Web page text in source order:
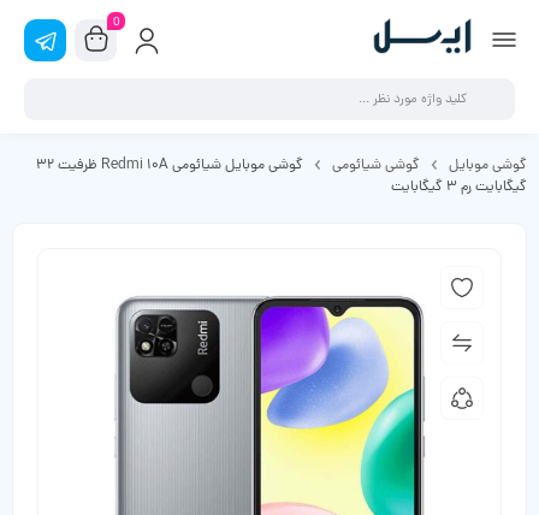
0
گوشی موبایل گوشی شیائومی
گوشی موبایل شیائومی Redmi 10A ظرفیت 32
گیگابایت رم 3 گیگابایت